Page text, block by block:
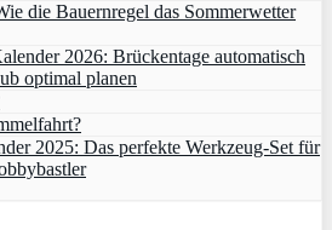
die Bauernregel das Sommerwetter
2026: Brückentage automatisch
optimal planen
2025: Das perfekte Werkzeug-Set für